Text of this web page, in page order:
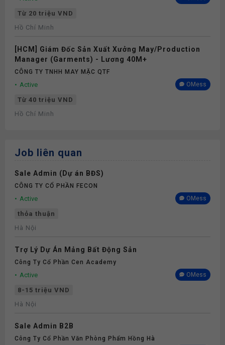
Từ 20 triệu VND
Hồ Chí Minh
[HCM] Giám Đốc Sản Xuất Xưởng May/Production
Manager (Garments) - Lương 40M+
CÔNG TY TNHH MAY MẶC QTF
Active OMess
Từ 40 triệu VND
Hồ Chí Minh
Job liên quan
Sale Admin (Dự án BĐS)
CÔNG TY CỔ PHẦN FECON
Active OMess
thỏa thuận
Hà Nội
Trợ Lý Dự Án Mảng Bất Động Sản
Công Ty Cổ Phần Cen Academy
Active OMess
8-15 triệu VND
Hà Nội
Sale Admin B2B
Công Ty Cổ Phần Văn Phòng Phẩm Hồng Hà